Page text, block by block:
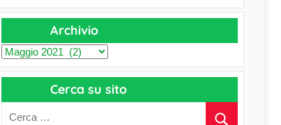
e
c
a
e
Archivio
A
r
h
Cerca su sito